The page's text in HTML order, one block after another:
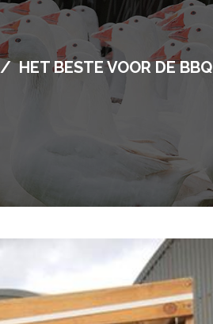
/ HET BESTE VOOR DE BBQ